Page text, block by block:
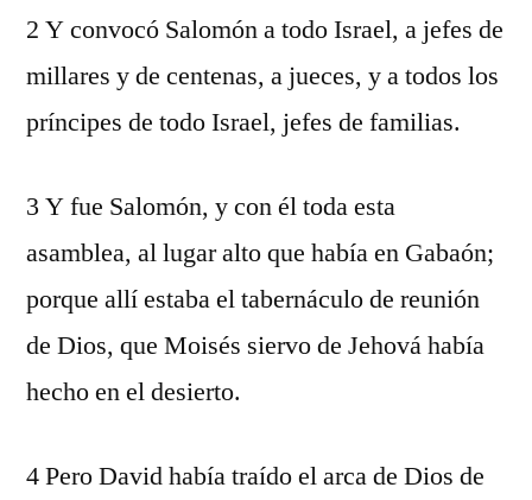
2 Y convocó Salomón a todo Israel, a jefes de
millares y de centenas, a jueces, y a todos los
príncipes de todo Israel, jefes de familias.
3 Y fue Salomón, y con él toda esta
asamblea, al lugar alto que había en Gabaón;
porque allí estaba el tabernáculo de reunión
de Dios, que Moisés siervo de Jehová había
hecho en el desierto.
4 Pero David había traído el arca de Dios de